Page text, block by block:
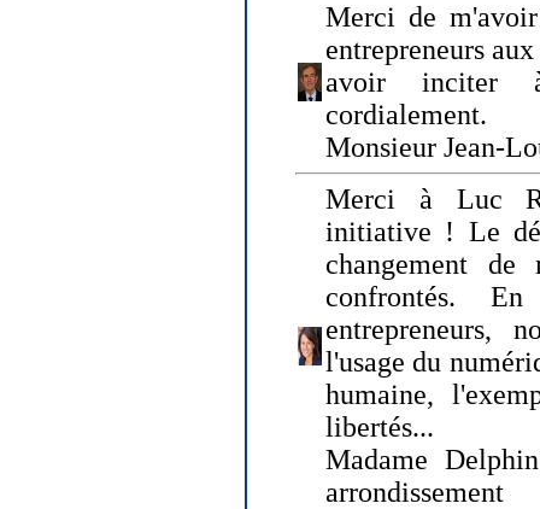
Merci de
entrepreneurs
avoir inciter
cordialement.
Monsieur Jean-
Merci à Luc
initiative ! Le
changement de
confrontés.
entrepreneurs,
l'usage du
humaine,
libertés...
Madame
arrondissement